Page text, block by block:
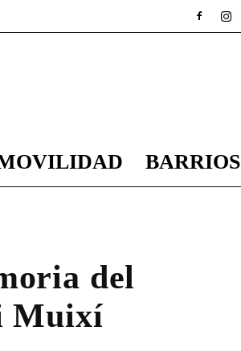
BARRIOS
del
Muixí